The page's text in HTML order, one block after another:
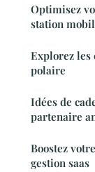
Optimisez
station
Explorez les
polaire
Idées de
partenaire
Boostez
gestion saas